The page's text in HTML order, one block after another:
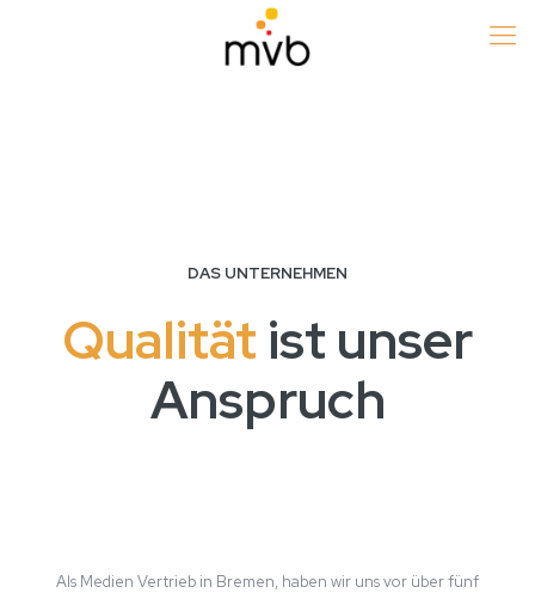
DAS UNTERNEHMEN
Qualität ist unser
Anspruch
Als Medien Vertrieb in Bremen, haben wir uns vor über fünf